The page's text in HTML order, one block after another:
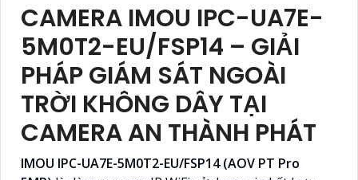
CAMERA IMOU IPC-UA7E-
5M0T2-EU/FSP14 – GIẢI
PHÁP GIÁM SÁT NGOÀI
TRỜI KHÔNG DÂY TẠI
CAMERA AN THÀNH PHÁT
IMOU IPC-UA7E-5M0T2-EU/FSP14 (AOV PT Pro